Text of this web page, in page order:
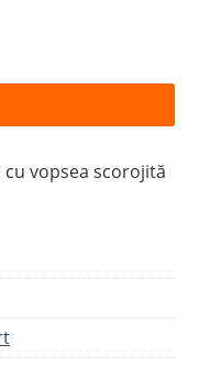
vopsea scorojită